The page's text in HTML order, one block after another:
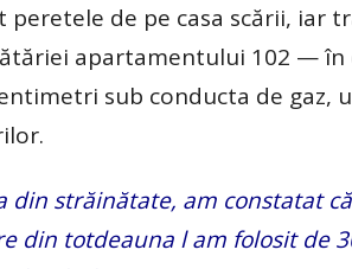
de pe casa scării, iar
apartamentului 102 —
sub conducta de gaz,
din străinătate, am constatat
din totdeauna l am folosit de